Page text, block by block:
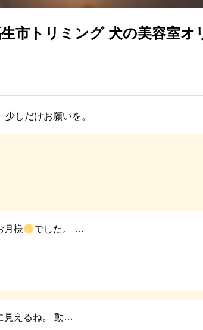
市トリミング 犬の美容室オ
少しだけお願いを。
月様
でした。 …
見えるね。 動…